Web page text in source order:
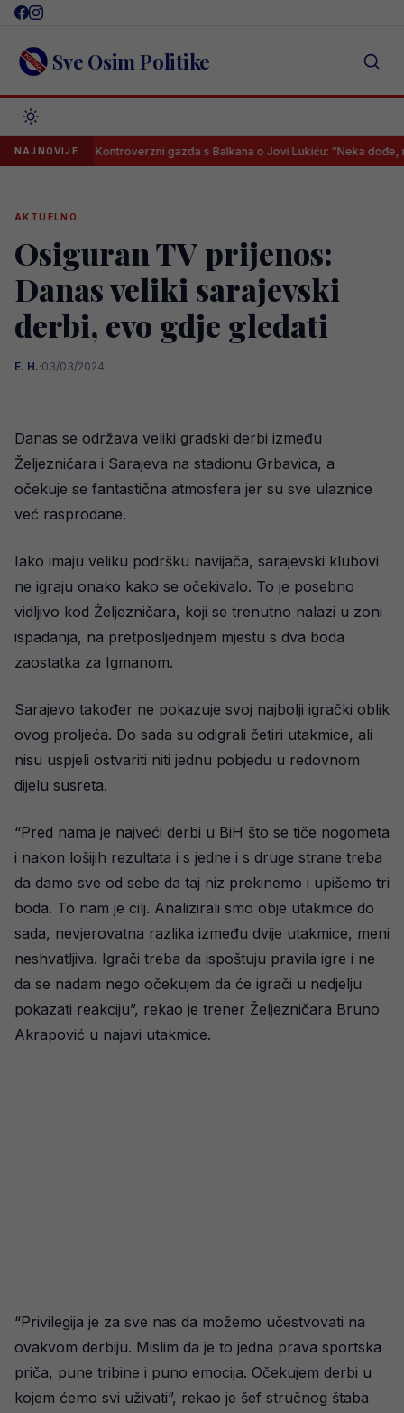
Skip
content Sve Osim Politike
NAJNOVIJEKontroverzni gazda s Balkana o Jovi Lukiću: “Neka dođe, mogu
AKTUELNO
Osiguran TV prijenos:
Danas veliki sarajevski
derbi, evo gdje gledati
E. H.·03/03/2024
Danas se održava veliki gradski derbi između
Željezničara i Sarajeva na stadionu Grbavica, a
očekuje se fantastična atmosfera jer su sve ulaznice
već rasprodane.
Iako imaju veliku podršku navijača, sarajevski klubovi
ne igraju onako kako se očekivalo. To je posebno
vidljivo kod Željezničara, koji se trenutno nalazi u zoni
ispadanja, na pretposljednjem mjestu s dva boda
zaostatka za Igmanom.
Sarajevo također ne pokazuje svoj najbolji igrački oblik
ovog proljeća. Do sada su odigrali četiri utakmice, ali
nisu uspjeli ostvariti niti jednu pobjedu u redovnom
dijelu susreta.
“Pred nama je najveći derbi u BiH što se tiče nogometa
i nakon lošijih rezultata i s jedne i s druge strane treba
da damo sve od sebe da taj niz prekinemo i upišemo tri
boda. To nam je cilj. Analizirali smo obje utakmice do
sada, nevjerovatna razlika između dvije utakmice, meni
neshvatljiva. Igrači treba da ispoštuju pravila igre i ne
da se nadam nego očekujem da će igrači u nedjelju
pokazati reakciju”, rekao je trener Željezničara Bruno
Akrapović u najavi utakmice.
“Privilegija je za sve nas da možemo učestvovati na
ovakvom derbiju. Mislim da je to jedna prava sportska
priča, pune tribine i puno emocija. Očekujem derbi u
kojem ćemo svi uživati”, rekao je šef stručnog štaba